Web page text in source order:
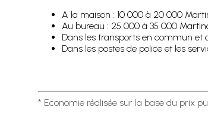
A la maison : 10 000 à 20 000
Au bureau : 25 000 à 35 000
Dans les transports en commun et
Dans les postes de police et les
* Economie réalisée sur la base du prix